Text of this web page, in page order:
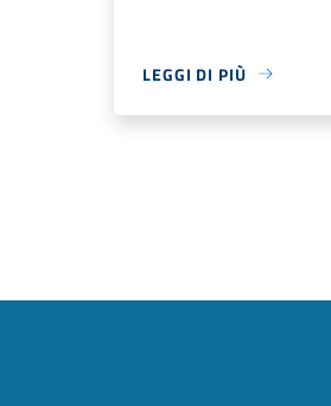
LEGGI DI PIÙ